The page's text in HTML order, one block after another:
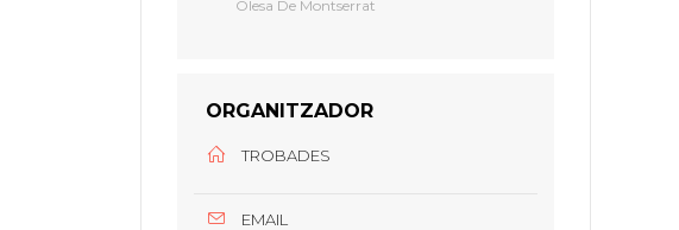
Olesa De Montserrat
ORGANITZADOR
TROBADES
EMAIL